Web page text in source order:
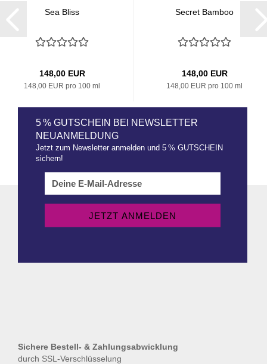
Sea Bliss
148,00 EUR
148,00 EUR pro 100 ml
Secret Bamboo
148,00 EUR
148,00 EUR pro 100 ml
5 % GUTSCHEIN BEI NEWSLETTER
NEUANMELDUNG
Jetzt zum Newsletter anmelden und 5 % GUTSCHEIN
sichern!
Sichere Bestell- & Zahlungsabwicklung
durch SSL-Verschlüsselung